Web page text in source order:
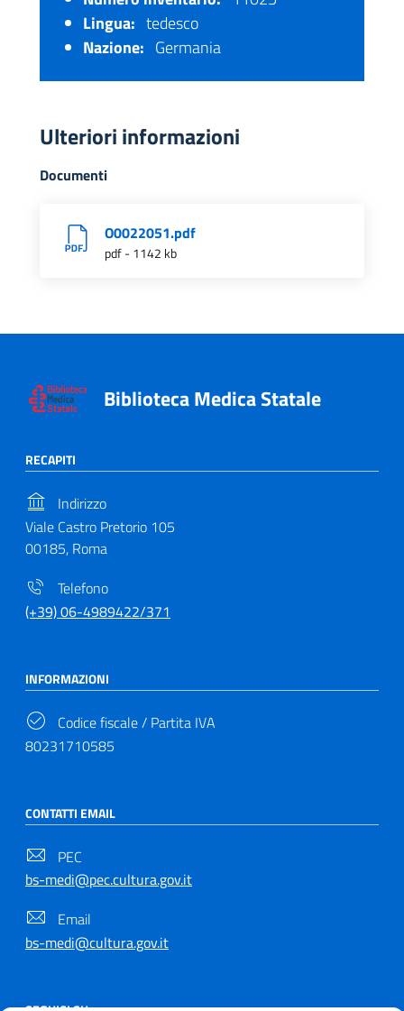
Lingua: tedesco
Nazione: Germania
Ulteriori informazioni
Documenti
O0022051.pdf
pdf - 1142 kb
Biblioteca Medica Statale
RECAPITI
Indirizzo
Viale Castro Pretorio 105
00185, Roma
Telefono
(+39) 06-4989422/371
INFORMAZIONI
Codice fiscale / Partita IVA
80231710585
CONTATTI EMAIL
PEC
bs-medi@pec.cultura.gov.it
Email
bs-medi@cultura.gov.it